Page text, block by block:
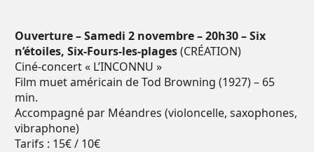
Ouverture – Samedi 2 novembre – 20h30 – Six
n’étoiles, Six-Fours-les-plages(CRÉATION)
Ciné-concert « L’INCONNU »
Film muet américain de Tod Browning (1927) – 65
min.
Accompagné par Méandres (violoncelle, saxophones,
vibraphone)
Tarifs : 15€ / 10€